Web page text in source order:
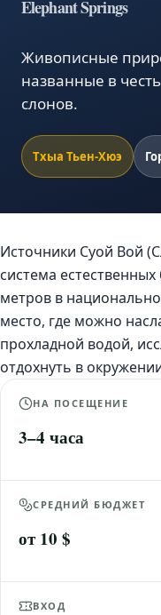
Elephant Springs
Живописные
названные в
слонов.
Тхыа Тьен-Хюэ
Источники Суой Вой
система
метров в
место, где можно
прохладной водой,
отдохнуть в
НА ПОСЕЩЕНИЕ
3–4 часа
СРЕДНИЙ БЮДЖЕТ
от 10 $
ВХОД